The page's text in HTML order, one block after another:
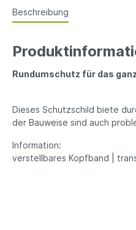
Beschreibung
Rundumschutz für das
Dieses Schutzschild biete
der Bauweise sind auch
Information:
verstellbares Kopfband |